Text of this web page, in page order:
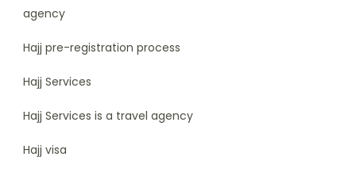
agency
Hajj pre-registration process
Hajj Services
Hajj Services is a travel agency
Hajj visa